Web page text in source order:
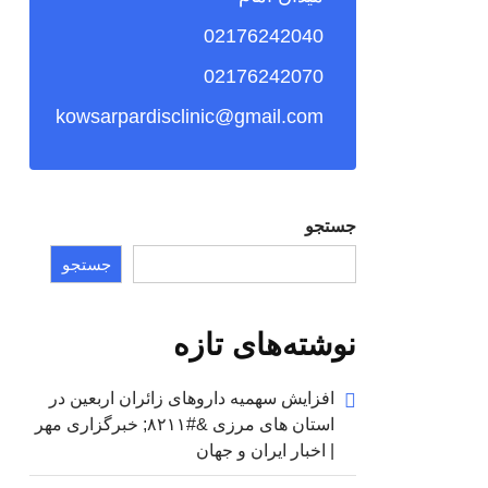
02176242040
02176242070
kowsarpardisclinic@gmail.com
جستجو
جستجو
نوشته‌های تازه
افزایش سهمیه داروهای زائران اربعین در
استان های مرزی &#۸۲۱۱; خبرگزاری مهر
| اخبار ایران و جهان